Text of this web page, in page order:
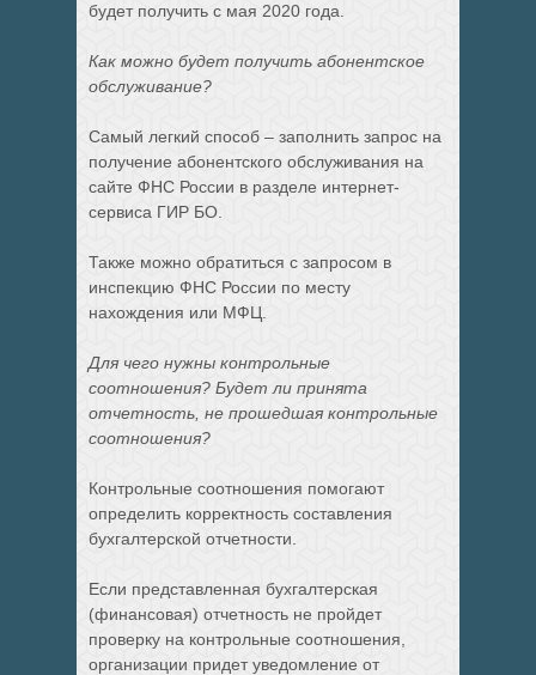
будет получить с мая 2020 года.
Как можно будет получить абонентское
обслуживание?
Самый легкий способ – заполнить запрос на
получение абонентского обслуживания на
сайте ФНС России в разделе интернет-
сервиса ГИР БО.
Также можно обратиться с запросом в
инспекцию ФНС России по месту
нахождения или МФЦ.
Для чего нужны контрольные
соотношения? Будет ли принята
отчетность, не прошедшая контрольные
соотношения?
Контрольные соотношения помогают
определить корректность составления
бухгалтерской отчетности.
Если представленная бухгалтерская
(финансовая) отчетность не пройдет
проверку на контрольные соотношения,
организации придет уведомление от